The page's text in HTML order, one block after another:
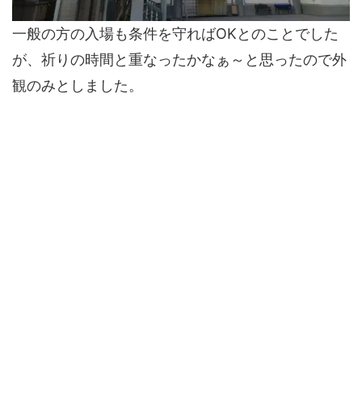
一般の方の入場も条件を守ればOKとのことでした
が、祈りの時間と重なったかなぁ～と思ったので外
観のみとしました。